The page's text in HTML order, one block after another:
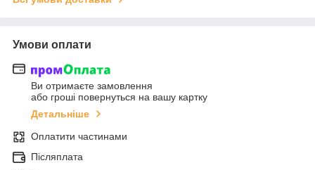
Умови оплати
Ви отримаєте замовлення
або гроші повернуться на вашу картку
Детальніше
Оплатити частинами
Післяплата